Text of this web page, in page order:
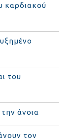
καρδιακού
του
άνοια
τον